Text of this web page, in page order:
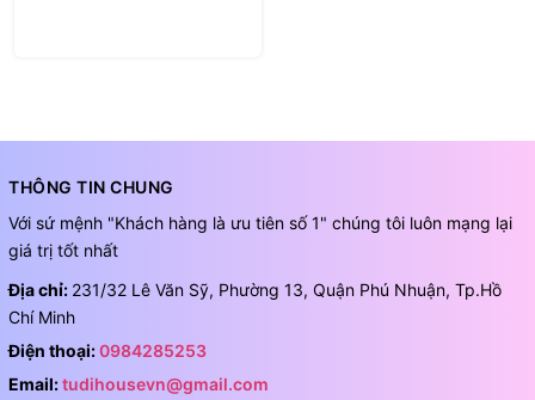
THÔNG TIN CHUNG
Với sứ mệnh "Khách hàng là ưu tiên số 1" chúng tôi luôn mạng lại
giá trị tốt nhất
Địa chỉ: 231/32 Lê Văn Sỹ, Phường 13, Quận Phú Nhuận, Tp.Hồ
Chí Minh
Điện thoại:0984285253
Email:tudihousevn@gmail.com